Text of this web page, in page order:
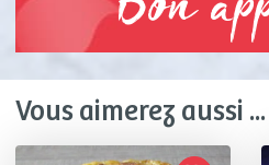
Bon
Vous aimerez aussi ...